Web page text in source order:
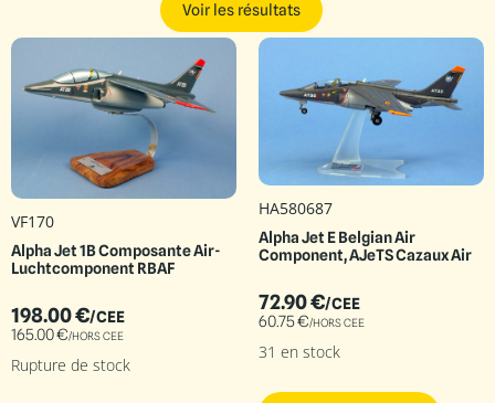
Voir les résultats
VF170
Alpha Jet 1B Composante Air-
Luchtcomponent RBAF
198.00€/CEE
165.00€/HORS CEE
Rupture de stock
HA580687
Alpha Jet E Belgian Air
Component, AJeTS Cazaux Air
72.90€/CEE
60.75€/HORS CEE
31 en stock